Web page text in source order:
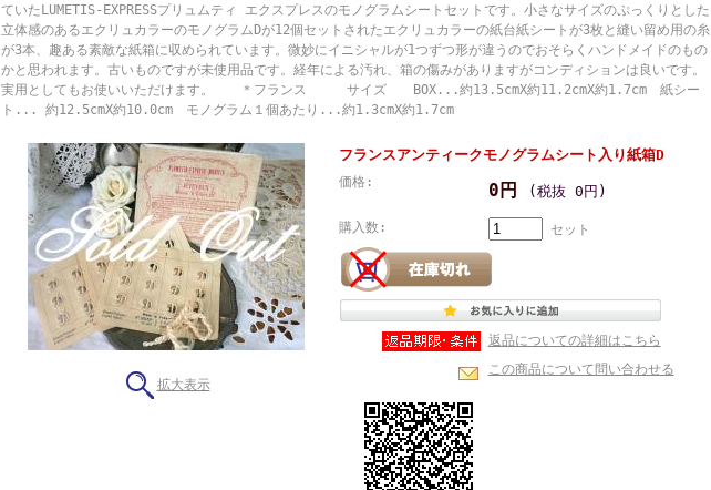
ていたLUMETIS-EXPRESSプリュムティ エクスプレスのモノグラムシートセットです。小さなサイズのぷっくりとした
立体感のあるエクリュカラーのモノグラムDが12個セットされたエクリュカラーの紙台紙シートが3枚と縫い留め用の糸
が3本、趣ある素敵な紙箱に収められています。微妙にイニシャルが1つずつ形が違うのでおそらくハンドメイドのもの
かと思われます。古いものですが未使用品です。経年による汚れ、箱の傷みがありますがコンディションは良いです。
実用としてもお使いいただけます。 ＊フランス サイズ BOX...約13.5cmX約11.2cmX約1.7cm 紙シー
ト... 約12.5cmX約10.0cm モノグラム１個あたり...約1.3cmX約1.7cm
拡大表示
フランスアンティークモノグラムシート入り紙箱D
価格: 0円 (税抜 0円)
購入数: セット
返品についての詳細はこちら
この商品について問い合わせる